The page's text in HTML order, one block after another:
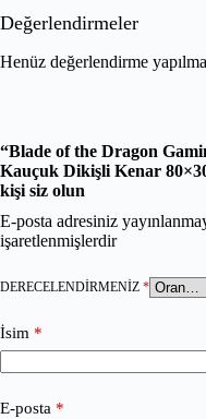
Değerlendirmeler
Henüz değerlendirme
“Blade of the Dragon
Kauçuk Dikişli Kenar
kişi siz olun
E-posta adresiniz
işaretlenmişlerdir
DERECELENDIRMENIZ *
İsim *
E-posta *